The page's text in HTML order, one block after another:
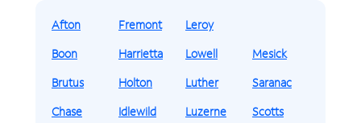
Afton
Boon
Brutus
Chase
Fremont
Harrietta
Holton
Idlewild
Leroy
Lowell
Luther
Luzerne
Mesick
Saranac
Scotts